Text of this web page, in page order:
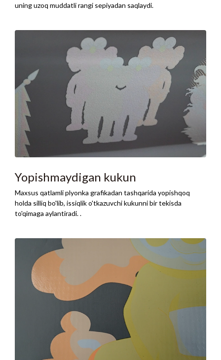
uning uzoq muddatli rangi sepiyadan saqlaydi.
Yopishmaydigan kukun
Maxsus qatlamli plyonka grafikadan tashqarida yopishqoq
holda silliq bo'lib, issiqlik o'tkazuvchi kukunni bir tekisda
to'qimaga aylantiradi. .